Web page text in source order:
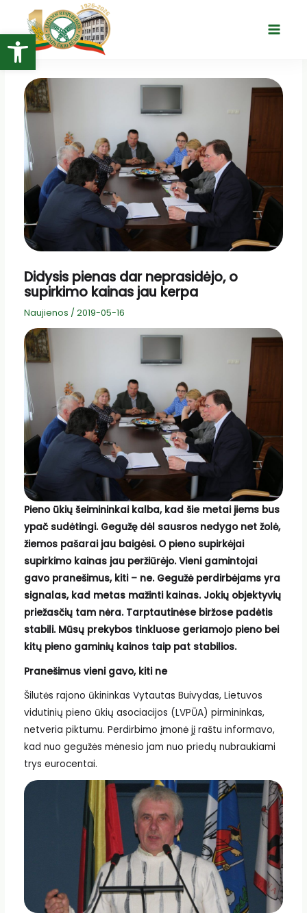
Open toolbar
turinio
Main
Didysis pienas dar neprasidėjo, o
supirkimo kainas jau kerpa
Naujienos / 2019-05-16
Pieno ūkių šeimininkai kalba, kad šie metai jiems bus
ypač sudėtingi. Gegužę dėl sausros nedygo net žolė,
žiemos pašarai jau baigėsi. O pieno supirkėjai
supirkimo kainas jau peržiūrėjo. Vieni gamintojai
gavo pranešimus, kiti – ne. Gegužė perdirbėjams yra
signalas, kad metas mažinti kainas. Jokių objektyvių
priežasčių tam nėra. Tarptautinėse biržose padėtis
stabili. Mūsų prekybos tinkluose geriamojo pieno bei
kitų pieno gaminių kainos taip pat stabilios.
Pranešimus vieni gavo, kiti ne
Šilutės rajono ūkininkas Vytautas Buivydas, Lietuvos
vidutinių pieno ūkių asociacijos (LVPŪA) pirmininkas,
netveria piktumu. Perdirbimo įmonė jį raštu informavo,
kad nuo gegužės mėnesio jam nuo priedų nubraukiami
trys eurocentai.